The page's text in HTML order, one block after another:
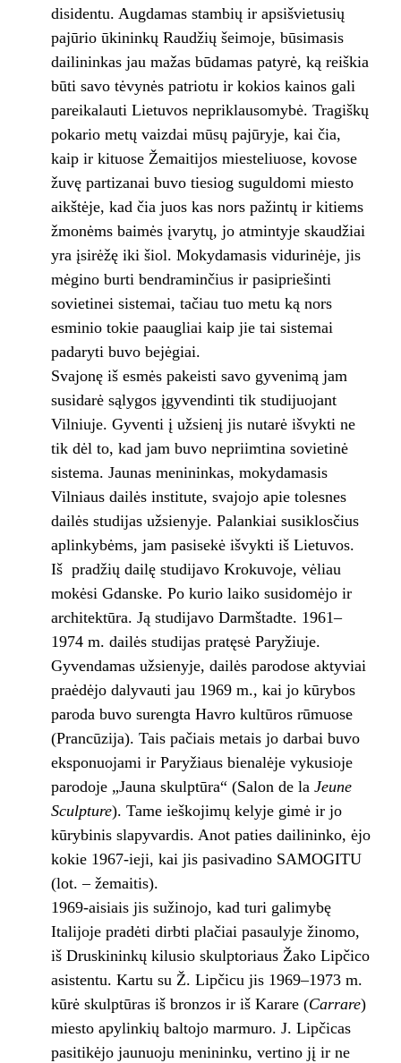
disidentu. Augdamas stambių ir apsišvietusių
pajūrio ūkininkų Raudžių šeimoje, būsimasis
dailininkas jau mažas būdamas patyrė, ką reiškia
būti savo tėvynės patriotu ir kokios kainos gali
pareikalauti Lietuvos nepriklausomybė. Tragiškų
pokario metų vaizdai mūsų pajūryje, kai čia,
kaip ir kituose Žemaitijos miesteliuose, kovose
žuvę partizanai buvo tiesiog suguldomi miesto
aikštėje, kad čia juos kas nors pažintų ir kitiems
žmonėms baimės įvarytų, jo atmintyje skaudžiai
yra įsirėžę iki šiol. Mokydamasis vidurinėje, jis
mėgino burti bendraminčius ir pasipriešinti
sovietinei sistemai, tačiau tuo metu ką nors
esminio tokie paaugliai kaip jie tai sistemai
padaryti buvo bejėgiai.
Svajonę iš esmės pakeisti savo gyvenimą jam
susidarė sąlygos įgyvendinti tik studijuojant
Vilniuje. Gyventi į užsienį jis nutarė išvykti ne
tik dėl to, kad jam buvo nepriimtina sovietinė
sistema. Jaunas menininkas, mokydamasis
Vilniaus dailės institute, svajojo apie tolesnes
dailės studijas užsienyje. Palankiai susiklosčius
aplinkybėms, jam pasisekė išvykti iš Lietuvos.
Iš pradžių dailę studijavo Krokuvoje, vėliau
mokėsi Gdanske. Po kurio laiko susidomėjo ir
architektūra. Ją studijavo Darmštadte. 1961–
1974 m. dailės studijas pratęsė Paryžiuje.
Gyvendamas užsienyje, dailės parodose aktyviai
praėdėjo dalyvauti jau 1969 m., kai jo kūrybos
paroda buvo surengta Havro kultūros rūmuose
(Prancūzija). Tais pačiais metais jo darbai buvo
eksponuojami ir Paryžiaus bienalėje vykusioje
parodoje „Jauna skulptūra“ (Salon de la Jeune
Sculpture). Tame ieškojimų kelyje gimė ir jo
kūrybinis slapyvardis. Anot paties dailininko, ėjo
kokie 1967-ieji, kai jis pasivadino SAMOGITU
(lot. – žemaitis).
1969-aisiais jis sužinojo, kad turi galimybę
Italijoje pradėti dirbti plačiai pasaulyje žinomo,
iš Druskininkų kilusio skulptoriaus Žako Lipčico
asistentu. Kartu su Ž. Lipčicu jis 1969–1973 m.
kūrė skulptūras iš bronzos ir iš Karare (Carrare)
miesto apylinkių baltojo marmuro. J. Lipčicas
pasitikėjo jaunuoju menininku, vertino jį ir ne